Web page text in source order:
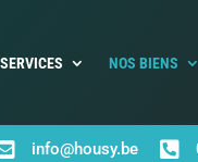
NOS BIENS
info@housy.be 